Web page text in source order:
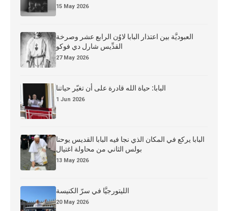
15 May 2026
العبوديَّة بين اعتذار البابا لاوُن الرابع عشر وصرخة
القدِّيس شارل دي فوكو
27 May 2026
البابا: حياة الله قادرة على أن تغيّر حياتنا
1 Jun 2026
البابا يركع في المكان الذي نجا فيه البابا القديس يوحنا
بولس الثاني من محاولة اغتيال
13 May 2026
الليتورجيَّا في سرّ الكنيسة
20 May 2026